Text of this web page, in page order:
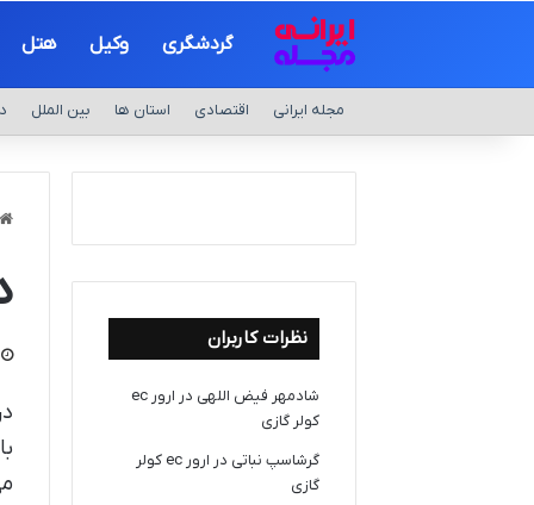
گردشگری وکیل هتل
مجله ایرانی اقتصادی استان ها بین الملل
نظرات کاربران
شادمهر فیض اللهی در
ارور ec
کولر گازی
گرشاسپ نباتی در
ارور ec کولر
گازی